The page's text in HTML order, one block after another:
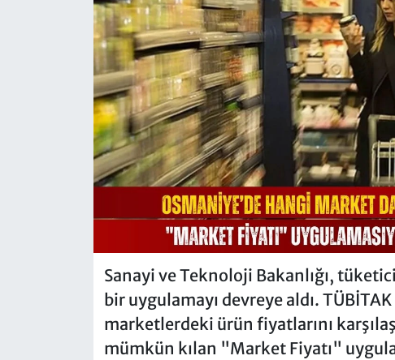
Sanayi ve Teknoloji Bakanlığı,
bir uygulamayı devreye aldı.
marketlerdeki ürün fiyatlarını
mümkün kılan "Market Fiyatı"